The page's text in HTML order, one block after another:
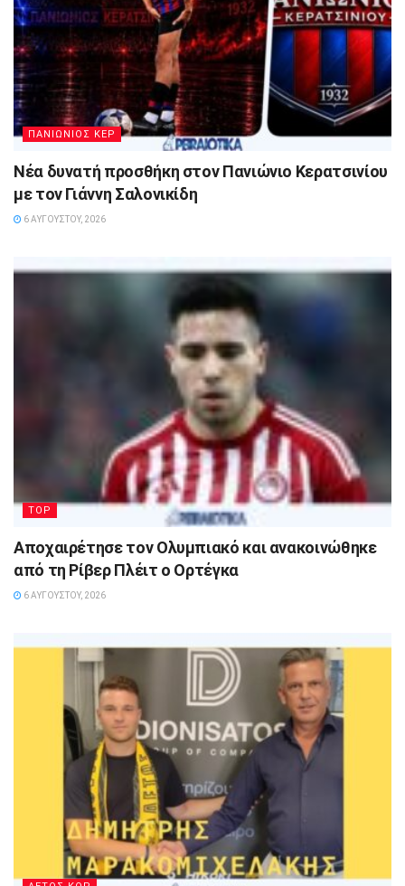
ΠΑΝΙΩΝΙΟΣ ΚΕΡ
Νέα δυνατή προσθήκη στον Πανιώνιο Κερατσινίου
με τον Γιάννη Σαλονικίδη
6 ΑΥΓΟΎΣΤΟΥ, 2026
TOP
Αποχαιρέτησε τον Ολυμπιακό και ανακοινώθηκε
από τη Ρίβερ Πλέιτ ο Ορτέγκα
6 ΑΥΓΟΎΣΤΟΥ, 2026